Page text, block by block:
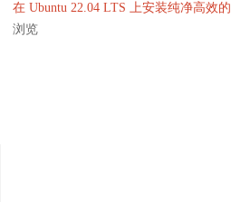
在 Ubuntu 22.04 LTS 上安装纯净高效
浏览